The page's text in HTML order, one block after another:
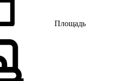
Площадь